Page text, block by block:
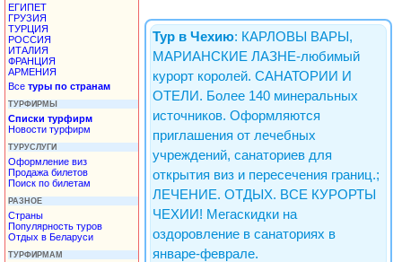
ЕГИПЕТ
ГРУЗИЯ
ТУРЦИЯ
РОССИЯ
ИТАЛИЯ
ФРАНЦИЯ
АРМЕНИЯ
Все туры по странам
ТУРФИРМЫ
Списки турфирм
Новости турфирм
ТУРУСЛУГИ
Оформление виз
Продажа билетов
Поиск по билетам
РАЗНОЕ
Страны
Популярность туров
Отдых в Беларуси
ТУРФИРМАМ
Тур в Чехию: КАРЛОВЫ ВАРЫ,
МАРИАНСКИЕ ЛАЗНЕ-любимый
курорт королей. САНАТОРИИ И
ОТЕЛИ. Более 140 минеральных
источников. Оформляются
приглашения от лечебных
учреждений, санаториев для
открытия виз и пересечения границ.;
ЛЕЧЕНИЕ. ОТДЫХ. ВСЕ КУРОРТЫ
ЧЕХИИ! Мегаскидки на
оздоровление в санаториях в
январе-феврале.